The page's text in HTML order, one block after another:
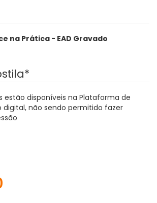
na Prática - EAD Gravado
*
estão disponíveis na Plataforma de
digital, não sendo permitido fazer